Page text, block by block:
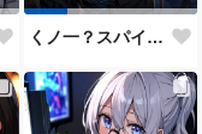
くノ一？スパイ？どっちがいいかな？